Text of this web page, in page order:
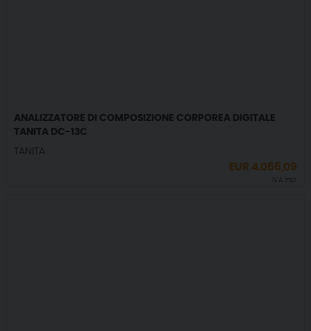
ANALIZZATORE DI COMPOSIZIONE CORPOREA DIGITALE
TANITA DC-13C
TANITA
EUR 4.066,09
IVA incl.